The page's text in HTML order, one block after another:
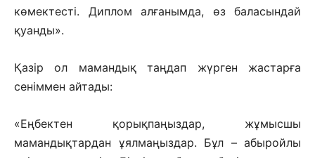
көмектесті. Диплом алғанымда, өз баласындай
қуанды».
Қазір ол мамандық таңдап жүрген жастарға
сеніммен айтады:
«Еңбектен қорықпаңыздар, жұмысшы
мамандықтардан ұялмаңыздар. Бұл – абыройлы